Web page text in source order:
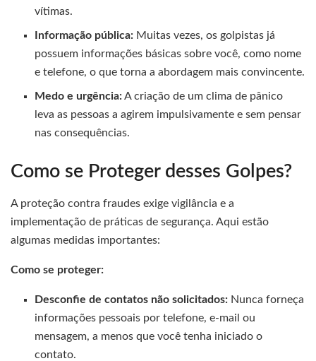
vítimas.
Informação pública: Muitas vezes, os golpistas já
possuem informações básicas sobre você, como nome
e telefone, o que torna a abordagem mais convincente.
Medo e urgência:A criação de um clima de pânico
leva as pessoas a agirem impulsivamente e sem pensar
nas consequências.
Como se Proteger desses Golpes?
A proteção contra fraudes exige vigilância e a
implementação de práticas de segurança. Aqui estão
algumas medidas importantes:
Como se proteger:
Desconfie de contatos não solicitados: Nunca forneça
informações pessoais por telefone, e-mail ou
mensagem, a menos que você tenha iniciado o
contato.